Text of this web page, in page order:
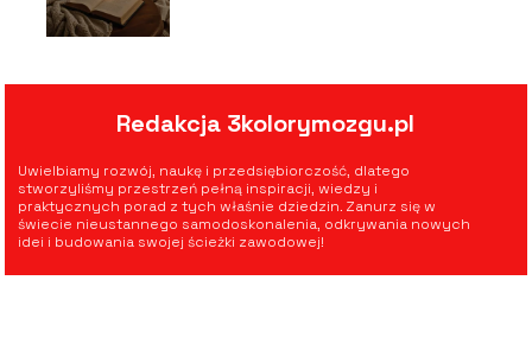
Redakcja 3kolorymozgu.pl
Uwielbiamy rozwój, naukę i przedsiębiorczość, dlatego
stworzyliśmy przestrzeń pełną inspiracji, wiedzy i
praktycznych porad z tych właśnie dziedzin. Zanurz się w
świecie nieustannego samodoskonalenia, odkrywania nowych
idei i budowania swojej ścieżki zawodowej!